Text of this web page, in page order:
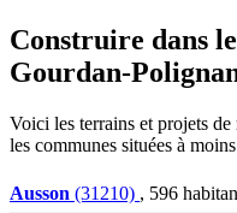
Construire dans
Gourdan-
Voici les terrains et projets
les communes situées à
Ausson (31210) , 596